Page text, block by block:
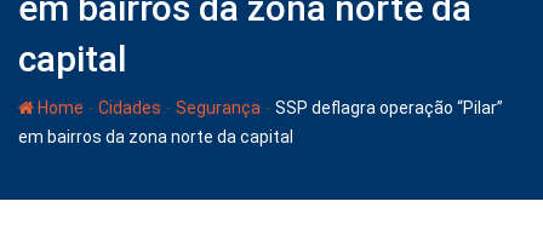
capital
Home - Cidades - Segurança - SSP deflagra operação “Pilar”
em bairros da zona norte da capital